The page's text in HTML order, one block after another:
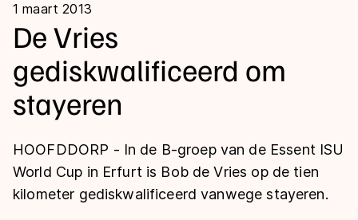
Kalender
Disciplines
Marathon
Inlineskaten
Uitslagen
Langebaan
Shorttrack
Tijden & historie
1 maart 2013
De Vries
gediskwalificeerd om
stayeren
HOOFDDORP - In de B-groep van de Essent ISU
World Cup in Erfurt is Bob de Vries op de tien
kilometer gediskwalificeerd vanwege stayeren.